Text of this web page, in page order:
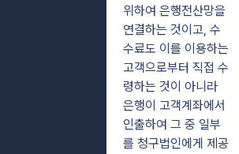
위하여 은행전산망을
연결하는 것이고, 수
수료도 이를 이용하는
고객으로부터 직접 수
령하는 것이 아니라
은행이 고객계좌에서
인출하여 그 중 일부
를 청구법인에게 제공